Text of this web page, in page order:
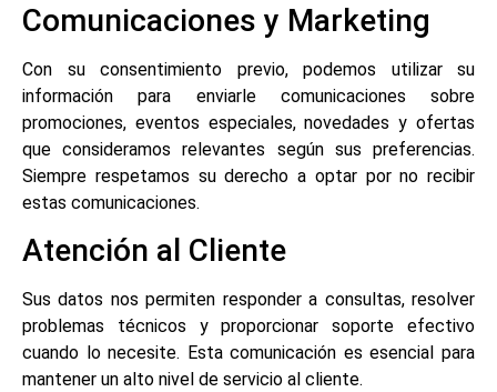
Comunicaciones y Marketing
Con su consentimiento previo, podemos utilizar su
información para enviarle comunicaciones sobre
promociones, eventos especiales, novedades y ofertas
que consideramos relevantes según sus preferencias.
Siempre respetamos su derecho a optar por no recibir
estas comunicaciones.
Atención al Cliente
Sus datos nos permiten responder a consultas, resolver
problemas técnicos y proporcionar soporte efectivo
cuando lo necesite. Esta comunicación es esencial para
mantener un alto nivel de servicio al cliente.